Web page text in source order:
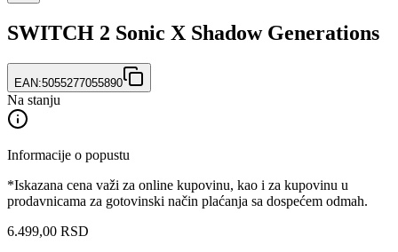
SWITCH 2 Sonic X Shadow Generations
EAN:5055277055890
Na stanju
Informacije o popustu
*Iskazana cena važi za online kupovinu, kao i za kupovinu u
prodavnicama za gotovinski način plaćanja sa dospećem odmah.
6.499,00 RSD